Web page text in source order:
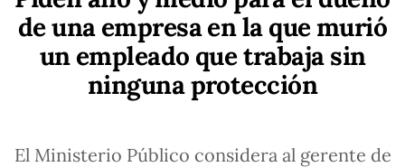
de una empresa en la que murió
un empleado que trabaja sin
ninguna protección
El Ministerio Público considera al gerente de